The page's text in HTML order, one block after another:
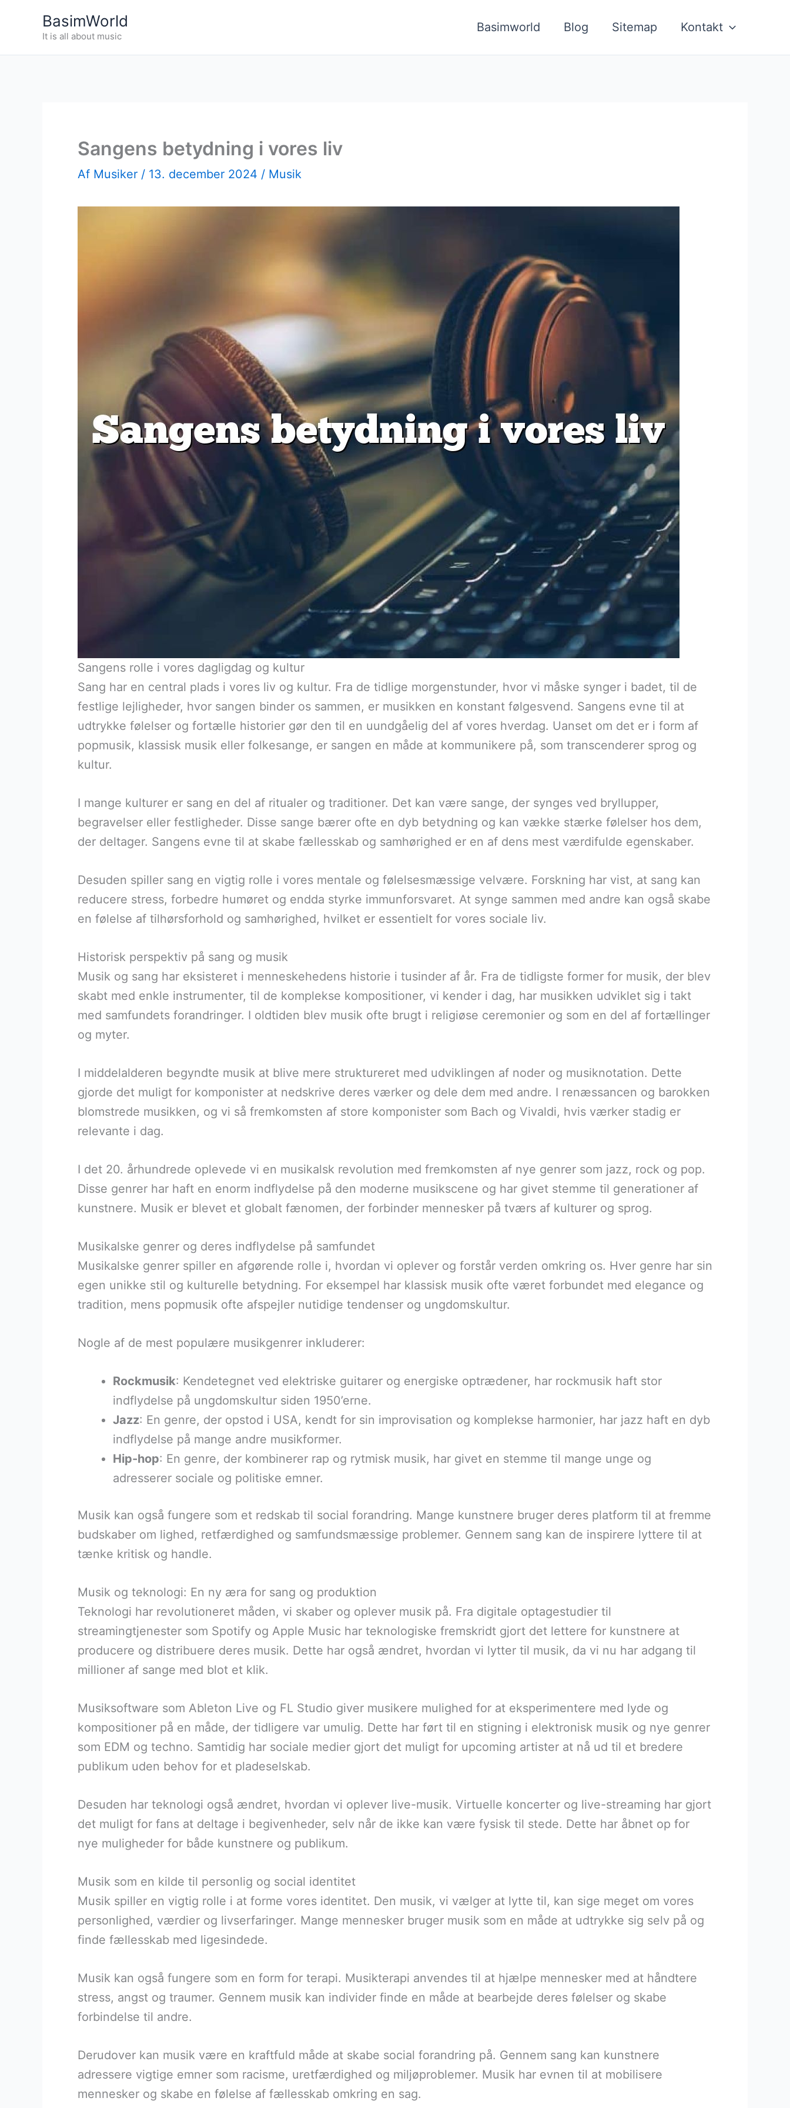
BasimWorld
It is all about music
Basimworld Blog Sitemap Kontakt
Sangens betydning i vores liv
Af Musiker / 13. december 2024 / Musik
Sangens rolle i vores dagligdag og kultur
Sang har en central plads i vores liv og kultur. Fra de tidlige morgenstunder, hvor vi måske synger i badet, til de
festlige lejligheder, hvor sangen binder os sammen, er musikken en konstant følgesvend. Sangens evne til at
udtrykke følelser og fortælle historier gør den til en uundgåelig del af vores hverdag. Uanset om det er i form af
popmusik, klassisk musik eller folkesange, er sangen en måde at kommunikere på, som transcenderer sprog og
kultur.
I mange kulturer er sang en del af ritualer og traditioner. Det kan være sange, der synges ved bryllupper,
begravelser eller festligheder. Disse sange bærer ofte en dyb betydning og kan vække stærke følelser hos dem,
der deltager. Sangens evne til at skabe fællesskab og samhørighed er en af dens mest værdifulde egenskaber.
Desuden spiller sang en vigtig rolle i vores mentale og følelsesmæssige velvære. Forskning har vist, at sang kan
reducere stress, forbedre humøret og endda styrke immunforsvaret. At synge sammen med andre kan også skabe
en følelse af tilhørsforhold og samhørighed, hvilket er essentielt for vores sociale liv.
Historisk perspektiv på sang og musik
Musik og sang har eksisteret i menneskehedens historie i tusinder af år. Fra de tidligste former for musik, der blev
skabt med enkle instrumenter, til de komplekse kompositioner, vi kender i dag, har musikken udviklet sig i takt
med samfundets forandringer. I oldtiden blev musik ofte brugt i religiøse ceremonier og som en del af fortællinger
og myter.
I middelalderen begyndte musik at blive mere struktureret med udviklingen af noder og musiknotation. Dette
gjorde det muligt for komponister at nedskrive deres værker og dele dem med andre. I renæssancen og barokken
blomstrede musikken, og vi så fremkomsten af store komponister som Bach og Vivaldi, hvis værker stadig er
relevante i dag.
I det 20. århundrede oplevede vi en musikalsk revolution med fremkomsten af nye genrer som jazz, rock og pop.
Disse genrer har haft en enorm indflydelse på den moderne musikscene og har givet stemme til generationer af
kunstnere. Musik er blevet et globalt fænomen, der forbinder mennesker på tværs af kulturer og sprog.
Musikalske genrer og deres indflydelse på samfundet
Musikalske genrer spiller en afgørende rolle i, hvordan vi oplever og forstår verden omkring os. Hver genre har sin
egen unikke stil og kulturelle betydning. For eksempel har klassisk musik ofte været forbundet med elegance og
tradition, mens popmusik ofte afspejler nutidige tendenser og ungdomskultur.
Nogle af de mest populære musikgenrer inkluderer:
Rockmusik: Kendetegnet ved elektriske guitarer og energiske optrædener, har rockmusik haft stor
indflydelse på ungdomskultur siden 1950’erne.
Jazz: En genre, der opstod i USA, kendt for sin improvisation og komplekse harmonier, har jazz haft en dyb
indflydelse på mange andre musikformer.
Hip-hop: En genre, der kombinerer rap og rytmisk musik, har givet en stemme til mange unge og
adresserer sociale og politiske emner.
Musik kan også fungere som et redskab til social forandring. Mange kunstnere bruger deres platform til at fremme
budskaber om lighed, retfærdighed og samfundsmæssige problemer. Gennem sang kan de inspirere lyttere til at
tænke kritisk og handle.
Musik og teknologi: En ny æra for sang og produktion
Teknologi har revolutioneret måden, vi skaber og oplever musik på. Fra digitale optagestudier til
streamingtjenester som Spotify og Apple Music har teknologiske fremskridt gjort det lettere for kunstnere at
producere og distribuere deres musik. Dette har også ændret, hvordan vi lytter til musik, da vi nu har adgang til
millioner af sange med blot et klik.
Musiksoftware som Ableton Live og FL Studio giver musikere mulighed for at eksperimentere med lyde og
kompositioner på en måde, der tidligere var umulig. Dette har ført til en stigning i elektronisk musik og nye genrer
som EDM og techno. Samtidig har sociale medier gjort det muligt for upcoming artister at nå ud til et bredere
publikum uden behov for et pladeselskab.
Desuden har teknologi også ændret, hvordan vi oplever live-musik. Virtuelle koncerter og live-streaming har gjort
det muligt for fans at deltage i begivenheder, selv når de ikke kan være fysisk til stede. Dette har åbnet op for
nye muligheder for både kunstnere og publikum.
Musik som en kilde til personlig og social identitet
Musik spiller en vigtig rolle i at forme vores identitet. Den musik, vi vælger at lytte til, kan sige meget om vores
personlighed, værdier og livserfaringer. Mange mennesker bruger musik som en måde at udtrykke sig selv på og
finde fællesskab med ligesindede.
Musik kan også fungere som en form for terapi. Musikterapi anvendes til at hjælpe mennesker med at håndtere
stress, angst og traumer. Gennem musik kan individer finde en måde at bearbejde deres følelser og skabe
forbindelse til andre.
Derudover kan musik være en kraftfuld måde at skabe social forandring på. Gennem sang kan kunstnere
adressere vigtige emner som racisme, uretfærdighed og miljøproblemer. Musik har evnen til at mobilisere
mennesker og skabe en følelse af fællesskab omkring en sag.